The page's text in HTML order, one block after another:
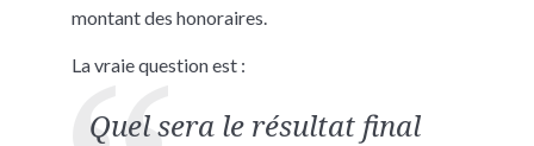
montant des honoraires.
La vraie question est :
Quel sera le résultat final